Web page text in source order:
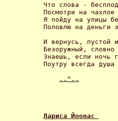
Что слова -
Посмотри на чахлое
Я пойду на улицы
Половлю на деньги
И вернусь, пустой
Безоружный, словно
Знаешь, если ночь
Поутру всегда
..^..
Лариса Йоонас